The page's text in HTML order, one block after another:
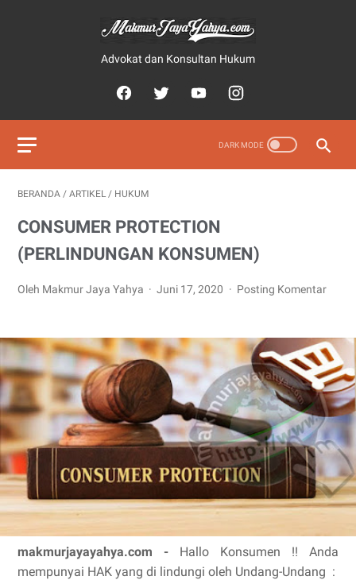
Advokat dan Konsultan Hukum
BERANDA / ARTIKEL / HUKUM
CONSUMER PROTECTION
(PERLINDUNGAN KONSUMEN)
Oleh Makmur Jaya Yahya Juni 17, 2020 Posting Komentar
makmurjayayahya.com - Hallo Konsumen !! Anda
mempunyai HAK yang di lindungi oleh Undang-Undang :